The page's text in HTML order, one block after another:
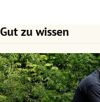
Gut zu wissen
Slide 1 von 7